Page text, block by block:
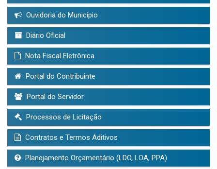
Ouvidoria do Município
Diário Oficial
Nota Fiscal Eletrônica
Portal do Contribuinte
Portal do Servidor
Processos de Licitação
Contratos e Termos Aditivos
Planejamento Orçamentário (LDO, LOA, PPA)